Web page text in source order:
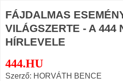
FÁJDALMAS
VILÁGSZERTE - A 444
HÍRLEVELE
444.HU
Szerző: HORVÁTH BENCE